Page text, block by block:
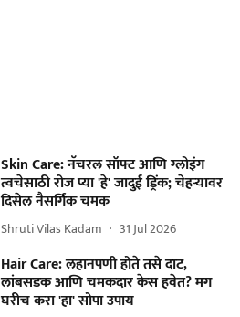
Skin Care: नॅचरल सॉफ्ट आणि ग्लोइंग
त्वचेसाठी रोज प्या 'हे' जादुई ड्रिंक; चेहऱ्यावर
दिसेल नैसर्गिक चमक
Shruti Vilas Kadam 31 Jul 2026
Hair Care: लहानपणी होते तसे दाट,
लांबसडक आणि चमकदार केस हवेत? मग
घरीच करा 'हा' सोपा उपाय